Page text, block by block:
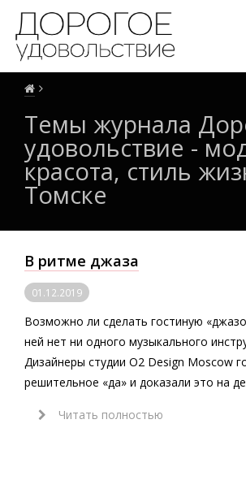
Темы журнала
удовольствие -
красота, стиль
Томске
В ритме джаза
01.12.2019
Возможно ли сделать гостиную
ней нет ни одного музыкального
Дизайнеры студии O2 Design Moscow
решительное «да» и доказали это на
Читать полностью